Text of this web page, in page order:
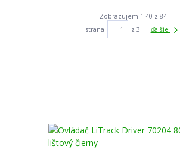
Zobrazujem 1-40 z 84
strana
z 3 ďalšie